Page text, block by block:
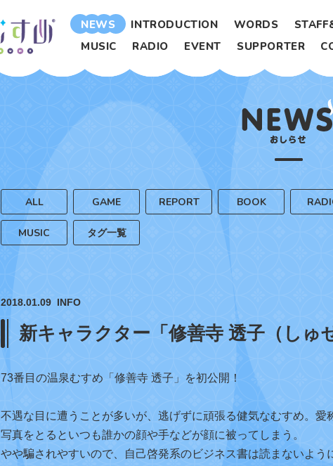
NEWS INTRODUCTION WORDS
MUSIC
RADIO EVENT SUPPORTER
ALL GAME REPORT BOOK
MUSIC タグ一覧
2018.01.09 INFO
新キャラクター「修善寺 透子（しゅ
73番目の温泉むすめ「修善寺 透子」を初公開！
不遇な目に遭うことが多いが、逃げずに頑張る健気なむすめ。愛
写真をとるといつも誰かの顔や手などが顔に被ってしまう。
やや騙されやすいので、自己啓発系のビジネス書は読まないよう